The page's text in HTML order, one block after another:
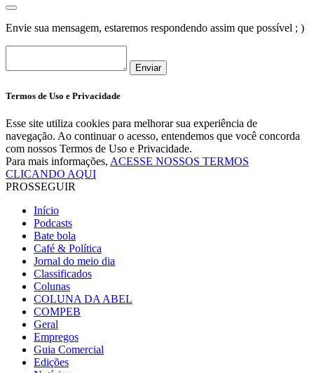
Envie sua mensagem, estaremos respondendo assim que possível ; )
Enviar
Termos de Uso e Privacidade
Esse site utiliza cookies para melhorar sua experiência de
navegação. Ao continuar o acesso, entendemos que você concorda
com nossos Termos de Uso e Privacidade.
Para mais informações, ACESSE NOSSOS TERMOS
CLICANDO AQUI
PROSSEGUIR
Início
Podcasts
Bate bola
Café & Política
Jornal do meio dia
Classificados
Colunas
COLUNA DA ABEL
COMPEB
Geral
Empregos
Guia Comercial
Edições